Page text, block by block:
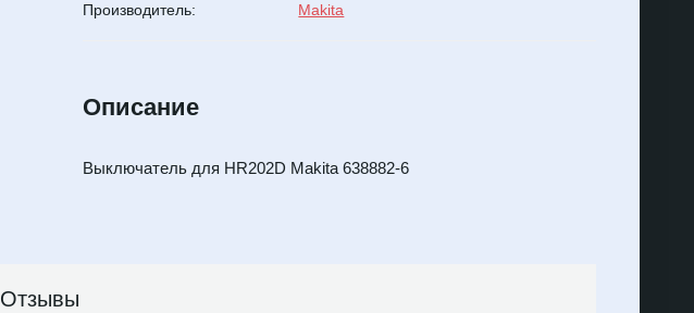
Производитель: Makita
Описание
Выключатель для HR202D Makita 638882-6
Отзывы